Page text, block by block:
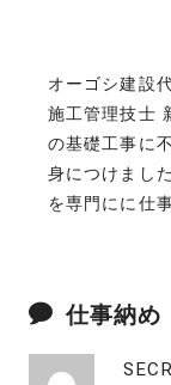
オーゴシ建設
施工管理技士
の基礎工事に
身につけまし
を専門にに仕
仕事納め